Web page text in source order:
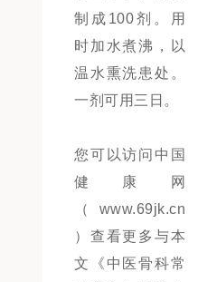
制成100剂。用
时加水煮沸，以
温水熏洗患处。
一剂可用三日。
您可以访问中国
健康网
（www.69jk.cn
）查看更多与本
文《中医骨科常